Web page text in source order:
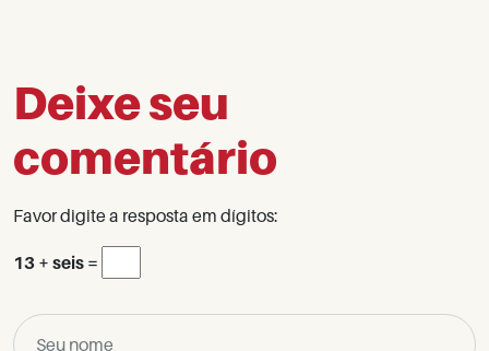
Deixe seu
comentário
Favor digite a resposta em dígitos:
13 + seis =